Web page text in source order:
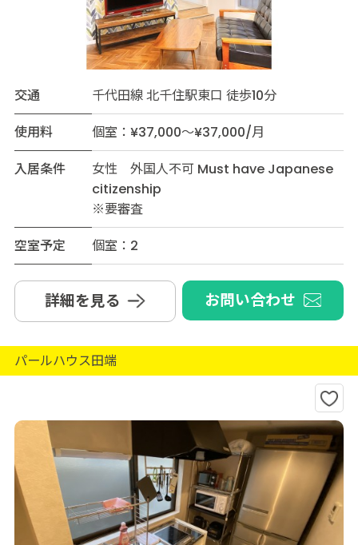
交通
千代田線 北千住駅東口 徒歩10分
使用料
個室：¥37,000～¥37,000/月
入居条件
女性 外国人不可 Must have Japanese
citizenship
※要審査
空室予定
個室：2
詳細を見る お問い合わせ
パールハウス田端